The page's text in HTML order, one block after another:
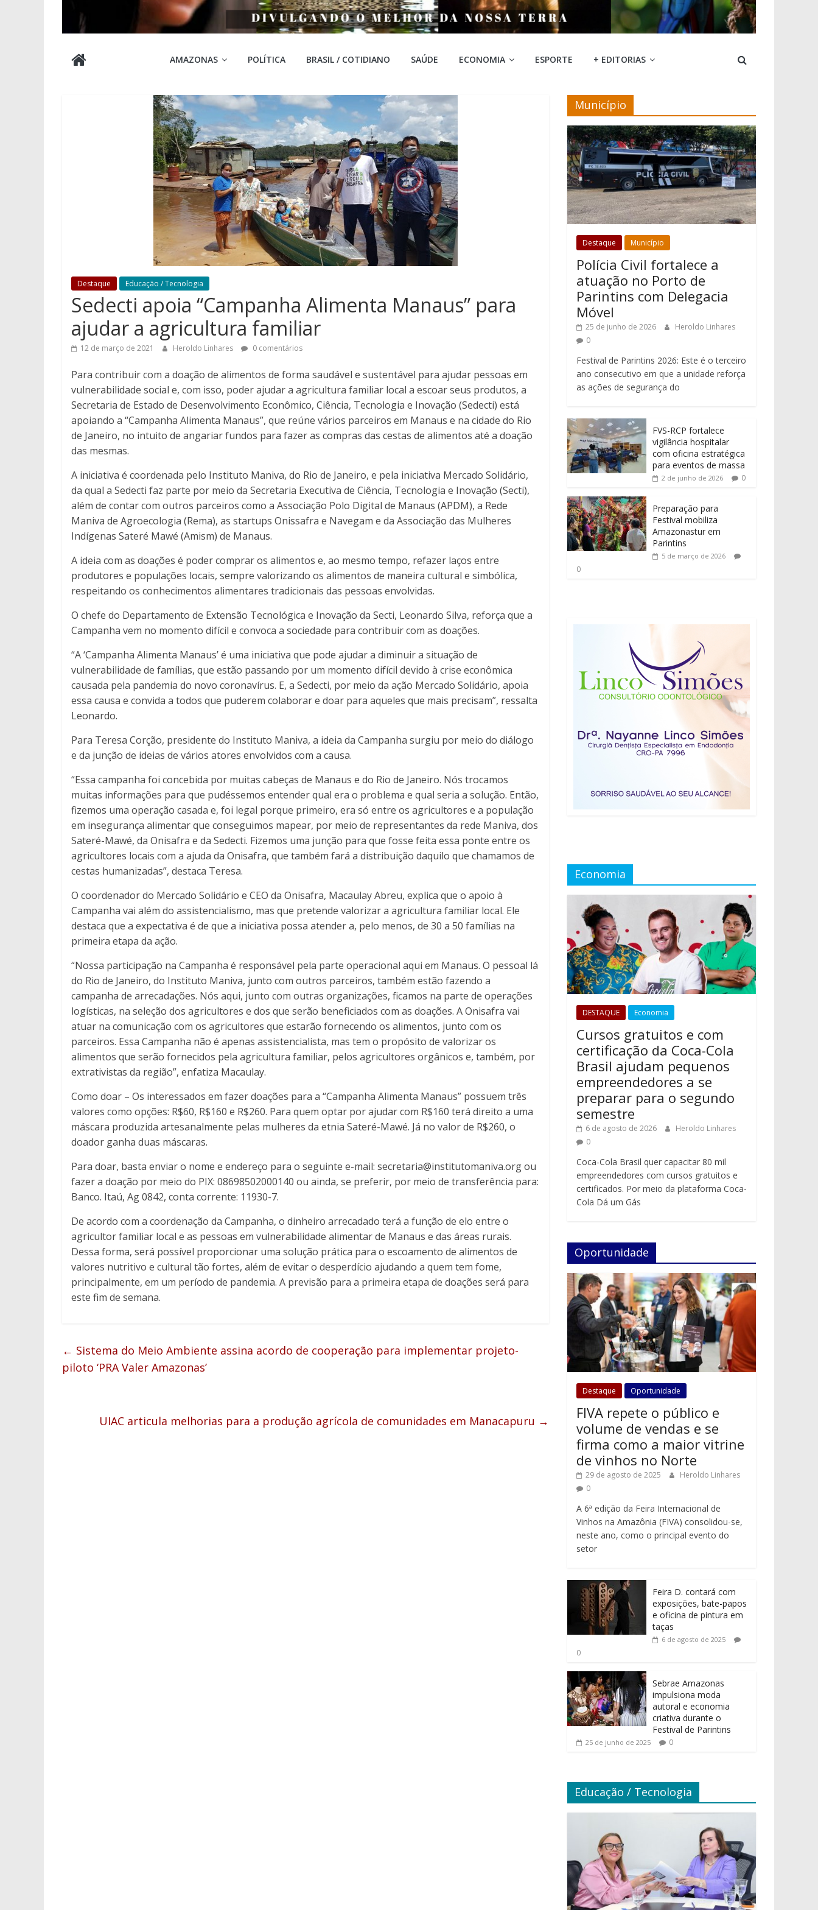
Cabocla
AMAZONAS POLÍTICA BRASIL / COTIDIANO SAÚDE ECONOMIA ESPORTE + EDITORIAS
Destaque Educação / Tecnologia
Sedecti apoia “Campanha Alimenta Manaus” para
ajudar a agricultura familiar
12 de março de 2021 Heroldo Linhares 0 comentários
Para contribuir com a doação de alimentos de forma saudável e sustentável para ajudar pessoas em
vulnerabilidade social e, com isso, poder ajudar a agricultura familiar local a escoar seus produtos, a
Secretaria de Estado de Desenvolvimento Econômico, Ciência, Tecnologia e Inovação (Sedecti) está
apoiando a “Campanha Alimenta Manaus”, que reúne vários parceiros em Manaus e na cidade do Rio
de Janeiro, no intuito de angariar fundos para fazer as compras das cestas de alimentos até a doação
das mesmas.
A iniciativa é coordenada pelo Instituto Maniva, do Rio de Janeiro, e pela iniciativa Mercado Solidário,
da qual a Sedecti faz parte por meio da Secretaria Executiva de Ciência, Tecnologia e Inovação (Secti),
além de contar com outros parceiros como a Associação Polo Digital de Manaus (APDM), a Rede
Maniva de Agroecologia (Rema), as startups Onissafra e Navegam e da Associação das Mulheres
Indígenas Sateré Mawé (Amism) de Manaus.
A ideia com as doações é poder comprar os alimentos e, ao mesmo tempo, refazer laços entre
produtores e populações locais, sempre valorizando os alimentos de maneira cultural e simbólica,
respeitando os conhecimentos alimentares tradicionais das pessoas envolvidas.
O chefe do Departamento de Extensão Tecnológica e Inovação da Secti, Leonardo Silva, reforça que a
Campanha vem no momento difícil e convoca a sociedade para contribuir com as doações.
“A ‘Campanha Alimenta Manaus’ é uma iniciativa que pode ajudar a diminuir a situação de
vulnerabilidade de famílias, que estão passando por um momento difícil devido à crise econômica
causada pela pandemia do novo coronavírus. E, a Sedecti, por meio da ação Mercado Solidário, apoia
essa causa e convida a todos que puderem colaborar e doar para aqueles que mais precisam”, ressalta
Leonardo.
Para Teresa Corção, presidente do Instituto Maniva, a ideia da Campanha surgiu por meio do diálogo
e da junção de ideias de vários atores envolvidos com a causa.
“Essa campanha foi concebida por muitas cabeças de Manaus e do Rio de Janeiro. Nós trocamos
muitas informações para que pudéssemos entender qual era o problema e qual seria a solução. Então,
fizemos uma operação casada e, foi legal porque primeiro, era só entre os agricultores e a população
em insegurança alimentar que conseguimos mapear, por meio de representantes da rede Maniva, dos
Sateré-Mawé, da Onisafra e da Sedecti. Fizemos uma junção para que fosse feita essa ponte entre os
agricultores locais com a ajuda da Onisafra, que também fará a distribuição daquilo que chamamos de
cestas humanizadas”, destaca Teresa.
O coordenador do Mercado Solidário e CEO da Onisafra, Macaulay Abreu, explica que o apoio à
Campanha vai além do assistencialismo, mas que pretende valorizar a agricultura familiar local. Ele
destaca que a expectativa é de que a iniciativa possa atender a, pelo menos, de 30 a 50 famílias na
primeira etapa da ação.
“Nossa participação na Campanha é responsável pela parte operacional aqui em Manaus. O pessoal lá
do Rio de Janeiro, do Instituto Maniva, junto com outros parceiros, também estão fazendo a
campanha de arrecadações. Nós aqui, junto com outras organizações, ficamos na parte de operações
logísticas, na seleção dos agricultores e dos que serão beneficiados com as doações. A Onisafra vai
atuar na comunicação com os agricultores que estarão fornecendo os alimentos, junto com os
parceiros. Essa Campanha não é apenas assistencialista, mas tem o propósito de valorizar os
alimentos que serão fornecidos pela agricultura familiar, pelos agricultores orgânicos e, também, por
extrativistas da região”, enfatiza Macaulay.
Como doar – Os interessados em fazer doações para a “Campanha Alimenta Manaus” possuem três
valores como opções: R$60, R$160 e R$260. Para quem optar por ajudar com R$160 terá direito a uma
máscara produzida artesanalmente pelas mulheres da etnia Sateré-Mawé. Já no valor de R$260, o
doador ganha duas máscaras.
Para doar, basta enviar o nome e endereço para o seguinte e-mail: secretaria@institutomaniva.org ou
fazer a doação por meio do PIX: 08698502000140 ou ainda, se preferir, por meio de transferência para:
Banco. Itaú, Ag 0842, conta corrente: 11930-7.
De acordo com a coordenação da Campanha, o dinheiro arrecadado terá a função de elo entre o
agricultor familiar local e as pessoas em vulnerabilidade alimentar de Manaus e das áreas rurais.
Dessa forma, será possível proporcionar uma solução prática para o escoamento de alimentos de
valores nutritivo e cultural tão fortes, além de evitar o desperdício ajudando a quem tem fome,
principalmente, em um período de pandemia. A previsão para a primeira etapa de doações será para
este fim de semana.
← Sistema do Meio Ambiente assina acordo de cooperação para implementar projeto-
piloto ‘PRA Valer Amazonas’
UIAC articula melhorias para a produção agrícola de comunidades em Manacapuru →
Município
Destaque Município
Polícia Civil fortalece a
atuação no Porto de
Parintins com Delegacia
Móvel
25 de junho de 2026
Heroldo Linhares
0
Festival de Parintins 2026: Este é o terceiro
ano consecutivo em que a unidade reforça
as ações de segurança do
FVS-RCP fortalece
vigilância hospitalar
com oficina estratégica
para eventos de massa
2 de junho de 2026 0
Preparação para
Festival mobiliza
Amazonastur em
Parintins
5 de março de 2026
0
Economia
DESTAQUE Economia
Cursos gratuitos e com
certificação da Coca-Cola
Brasil ajudam pequenos
empreendedores a se
preparar para o segundo
semestre
6 de agosto de 2026
Heroldo Linhares
0
Coca-Cola Brasil quer capacitar 80 mil
empreendedores com cursos gratuitos e
certificados. Por meio da plataforma Coca-
Cola Dá um Gás
Oportunidade
Destaque Oportunidade
FIVA repete o público e
volume de vendas e se
firma como a maior vitrine
de vinhos no Norte
29 de agosto de 2025
Heroldo Linhares
0
A 6ª edição da Feira Internacional de
Vinhos na Amazônia (FIVA) consolidou-se,
neste ano, como o principal evento do
setor
Feira D. contará com
exposições, bate-papos
e oficina de pintura em
taças
6 de agosto de 2025
0
Sebrae Amazonas
impulsiona moda
autoral e economia
criativa durante o
Festival de Parintins
25 de junho de 2025 0
Educação / Tecnologia